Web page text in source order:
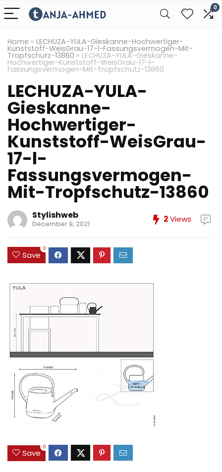
0
Home » LECHUZA-YULA-Gieskanne-Hochwertiger-
Kunststoff-WeisGrau-17-l-Fassungsvermogen-Mit-
Tropfschutz-13860 » LECHUZA-YULA-Gieskanne-
Hochwertiger-Kunststoff-WeisGrau-17-l-
Fassungsvermogen-Mit-Tropfschutz-13860
LECHUZA-YULA-
Gieskanne-
Hochwertiger-
Kunststoff-WeisGrau-
17-l-
Fassungsvermogen-
Mit-Tropfschutz-13860
Stylishweb
December 9, 2021 2Views
Save
0
Save
0